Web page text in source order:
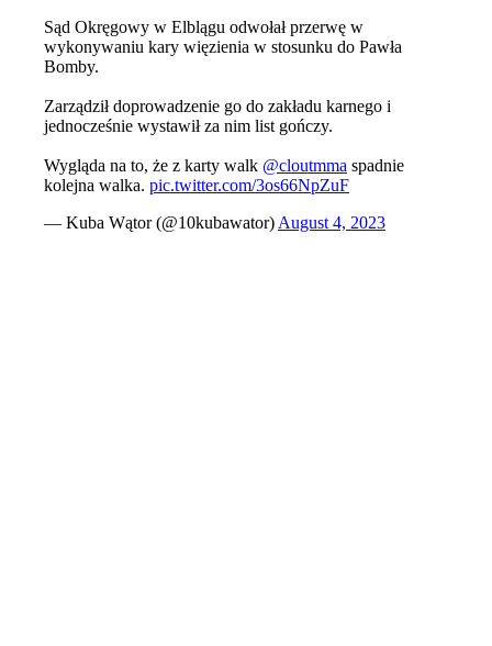
Sąd Okręgowy w Elblągu odwołał przerwę w
wykonywaniu kary więzienia w stosunku do Pawła
Bomby.
Zarządził doprowadzenie go do zakładu karnego i
jednocześnie wystawił za nim list gończy.
Wygląda na to, że z karty walk @cloutmma spadnie
kolejna walka. pic.twitter.com/3os66NpZuF
— Kuba Wątor (@10kubawator) August 4, 2023